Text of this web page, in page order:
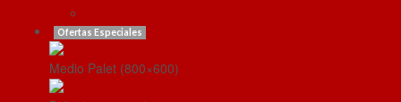
Ofertas Especiales
Medio Palet (800×600)